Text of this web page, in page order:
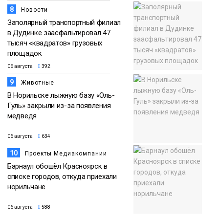
8 Новости
Заполярный транспортный филиал
в Дудинке заасфальтировал 47
тысяч «квадратов» грузовых
площадок
06 августа 392
9 Животные
В Норильске лыжную базу «Оль-
Гуль» закрыли из-за появления
медведя
06 августа 634
10 Проекты Медиакомпании
Барнаул обошёл Красноярск в
списке городов, откуда приехали
норильчане
06 августа 588